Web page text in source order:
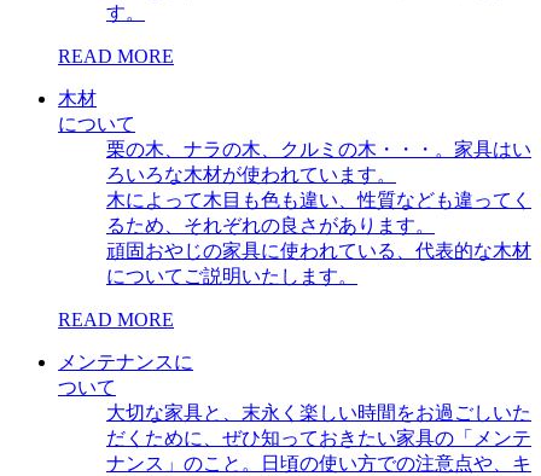
す。
READ MORE
木材
について
栗の木、ナラの木、クルミの木・・・。家具はい
ろいろな木材が使われています。
木によって木目も色も違い、性質なども違ってく
るため、それぞれの良さがあります。
頑固おやじの家具に使われている、代表的な木材
についてご説明いたします。
READ MORE
メンテナンスに
ついて
大切な家具と、末永く楽しい時間をお過ごしいた
だくために、ぜひ知っておきたい家具の「メンテ
ナンス」のこと。日頃の使い方での注意点や、キ